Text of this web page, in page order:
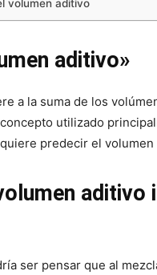
volumen aditivo
aditivo»
a la suma de los
utilizado
predecir el
aditivo
ser pensar que al